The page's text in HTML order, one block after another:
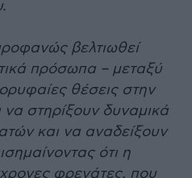
βελτιωθεί
πρόσωπα – μεταξύ
θέσεις στην
να στηρίξουν δυναμικά
και να αναδείξουν
ότι η
φρεγάτες, που